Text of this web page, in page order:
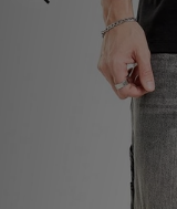
Kinder
Bestsellers